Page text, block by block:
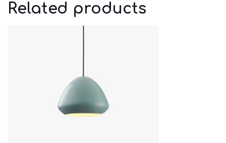
Related products